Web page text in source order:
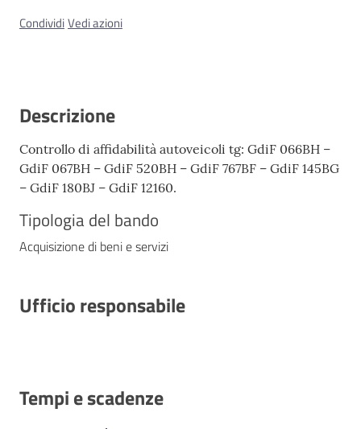
CondividiVedi azioni
Descrizione
Controllo di affidabilità autoveicoli tg: GdiF 066BH –
GdiF 067BH – GdiF 520BH – GdiF 767BF – GdiF 145BG
– GdiF 180BJ – GdiF 12160.
Tipologia del bando
Acquisizione di beni e servizi
Ufficio responsabile
Tempi e scadenze